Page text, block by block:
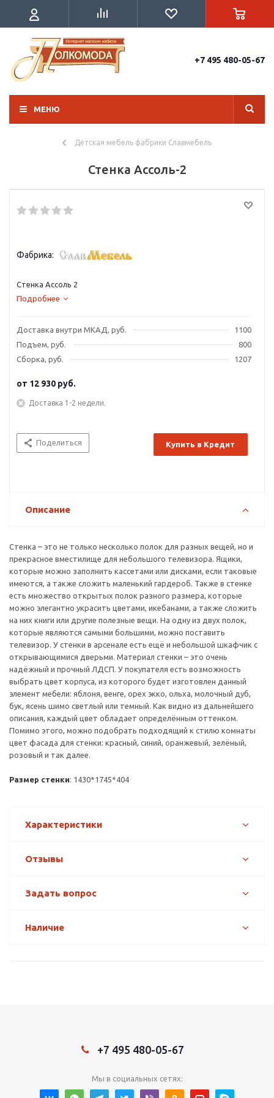
+7 495 480-05-67
МЕНЮ
Детская мебель фабрики Славмебель
Стенка Ассоль-2
Фабрика:
Стенка Ассоль 2
Подробнее
Доставка внутри МКАД, руб.
1100
Подъем, руб.
800
Сборка, руб.
1207
от 12 930 руб.
Доставка 1-2 недели.
Поделиться Купить в Кредит
Описание
Стенка – это не только несколько полок для разных вещей, но и
прекрасное вместилище для небольшого телевизора. Ящики,
которые можно заполнить кассетами или дисками, если таковые
имеются, а также сложить маленький гардероб. Также в стенке
есть множество открытых полок разного размера, которые
можно элегантно украсить цветами, икебанами, а также сложить
на них книги или другие полезные вещи. На одну из двух полок,
которые являются самыми большими, можно поставить
телевизор. У стенки в арсенале есть ещё и небольшой шкафчик с
открывающимися дверьми. Материал стенки – это очень
надёжный и прочный ЛДСП. У покупателя есть возможность
выбрать цвет корпуса, из которого будет изготовлен данный
элемент мебели: яблоня, венге, орех экко, ольха, молочный дуб,
бук, ясень шимо светлый или темный. Как видно из дальнейшего
описания, каждый цвет обладает определённым оттенком.
Помимо этого, можно подобрать подходящий к стилю комнаты
цвет фасада для стенки: красный, синий, оранжевый, зелёный,
розовый и так далее.
Размер стенки: 1430*1745*404
Характеристики
Отзывы
Задать вопрос
Наличие
+7 495 480-05-67
Мы в социальных сетях: